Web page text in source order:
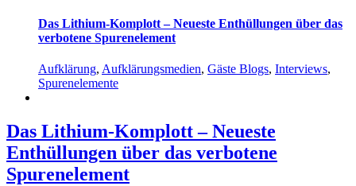
Das Lithium-Komplott – Neueste Enthüllungen über das
verbotene Spurenelement
Aufklärung, Aufklärungsmedien, Gäste Blogs, Interviews,
Spurenelemente
Das Lithium-Komplott – Neueste
Enthüllungen über das verbotene
Spurenelement